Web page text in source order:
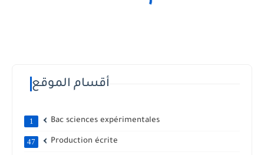
أقسام الموقع
Bac sciences expérimentales
1
Production écrite
47